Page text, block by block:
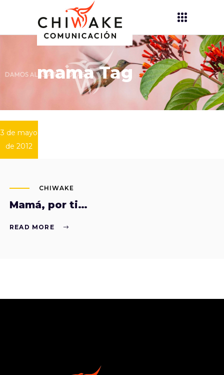
mama Tag
3 de mayo
de 2012
CHIWAKE
Mamá, por ti…
READ MORE